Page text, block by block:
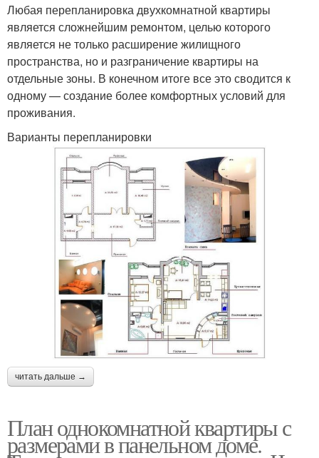
Любая перепланировка двухкомнатной квартиры
является сложнейшим ремонтом, целью которого
является не только расширение жилищного
пространства, но и разграничение квартиры на
отдельные зоны. В конечном итоге все это сводится к
одному — создание более комфортных условий для
проживания.
Варианты перепланировки
читать дальше →
План однокомнатной квартиры с
размерами в панельном доме.